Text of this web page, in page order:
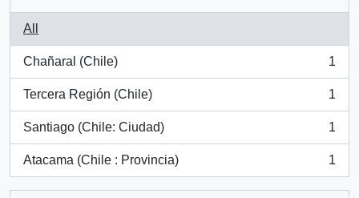
All
Chañaral (Chile)
, 1 results
1
Tercera Región (Chile)
, 1 results
1
Santiago (Chile: Ciudad)
, 1 results
1
Atacama (Chile : Provincia)
, 1 results
1